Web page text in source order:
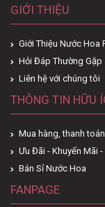
GIỚI THIỆU
Giới Thiệu Nước Hoa
Hỏi Đáp Thường Gặp
Liên hệ với chúng tôi
THÔNG TIN HỮU
Mua hàng, thanh
Ưu Đãi - Khuyến Mãi -
Bán Sỉ Nước Hoa
FANPAGE